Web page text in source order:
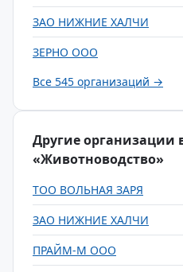
ЗАО НИЖНИЕ ХАЛЧИ
ЗЕРНО ООО
Все 545 организаций →
Другие организации
«Животноводство»
ТОО ВОЛЬНАЯ ЗАРЯ
ЗАО НИЖНИЕ ХАЛЧИ
ПРАЙМ-М ООО